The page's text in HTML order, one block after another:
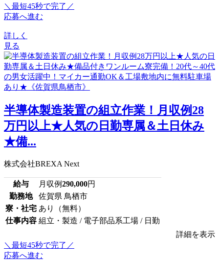
＼最短45秒で完了／
応募へ進む
詳しく
見る
半導体製造装置の組立作業！月収例28
万円以上★人気の日勤専属＆土日休み
★備...
株式会社BREXA Next
給与 月収例290,000円
勤務地
佐賀県 鳥栖市
寮・社宅 あり（無料）
仕事内容 組立・製造 / 電子部品系工場 / 日勤
詳細を表示
＼最短45秒で完了／
応募へ進む